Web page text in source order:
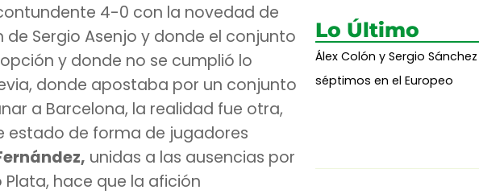
4-0 con la novedad de
Sergio Asenjo y donde el conjunto
y donde no se cumplió lo
donde apostaba por un conjunto
a Barcelona, la realidad fue otra,
estado de forma de jugadores
unidas a las ausencias por
Plata, hace que la afición
Lo Último
Álex Colón y Sergio Sánchez
séptimos en el Europeo